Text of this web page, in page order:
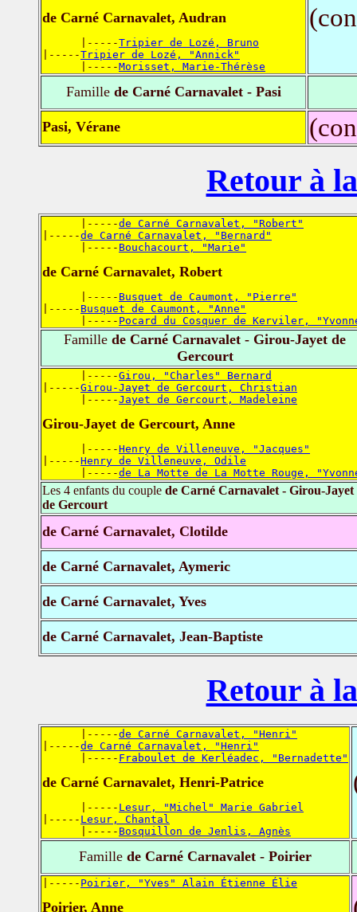
de Carné Carnavalet, Audran
      |-----
Tripier de Lozé, Bruno
|-----Tripier de Lozé, "Annick"
      |-----
Morisset, Marie-Thérèse
Famillede Carné Carnavalet - Pasi
Pasi, Vérane
Retour à
      |-----
de Carné Carnavalet, "Robert"
|-----de Carné Carnavalet, "Bernard"
      |-----
Bouchacourt, "Marie"
de Carné Carnavalet, Robert
      |-----
Busquet de Caumont, "Pierre"
|----- Busquet de Caumont, "Anne"
      |-----
Pocard du Cosquer de Kerviler,
Famille de Carné Carnavalet - Girou-Jayet de
Gercourt
      |-----
Girou, "Charles" Bernard
|-----Girou-Jayet de Gercourt, Christian
      |-----
Jayet de Gercourt, Madeleine
Girou-Jayet de Gercourt, Anne
      |-----
Henry de Villeneuve, "Jacques"
|-----Henry de Villeneuve, Odile
      |-----
de La Motte de La Motte Rouge,
Les 4 enfants du couple de Carné Carnavalet - Girou-Jayet
de Gercourt
de Carné Carnavalet, Clotilde
de Carné Carnavalet, Aymeric
de Carné Carnavalet, Yves
de Carné Carnavalet, Jean-Baptiste
Retour à
      |-----
de Carné Carnavalet, "Henri"
|-----de Carné Carnavalet, "Henri"
      |-----
Fraboulet de Kerléadec, "Bernadette"
de Carné Carnavalet, Henri-Patrice
      |-----
Lesur, "Michel" Marie Gabriel
|----- Lesur, Chantal
      |-----
Bosquillon de Jenlis, Agnès
Famille de Carné Carnavalet - Poirier
|----- Poirier, "Yves" Alain Étienne Élie
Poirier, Anne